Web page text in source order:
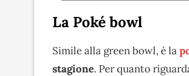
La Poké bowl
Simile alla green bowl, è la
stagione. Per quanto